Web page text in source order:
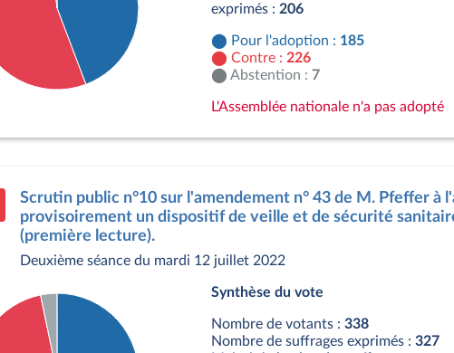
: 226 députés
exprimés : 206
Pour l'adoption : 185
Contre : 226
Abstention : 7
L'Assemblée nationale n'a pas adopté
Scrutin public n°10 sur l'amendement n° 43 de M. Pfeffer
provisoirement un dispositif de veille et de sécurité
(première lecture).
Deuxième séance du mardi 12 juillet 2022
Synthèse du vote
Nombre de votants : 338
Nombre de suffrages exprimés : 327